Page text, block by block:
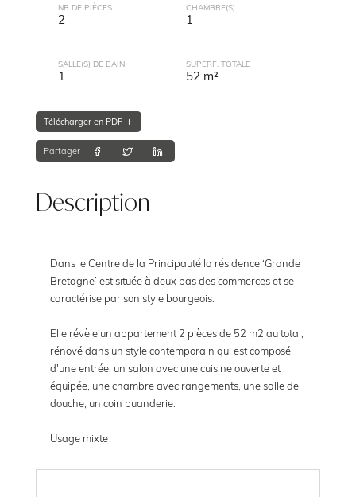
NB DE PIÈCES
2
CHAMBRE(S)
1
SALLE(S) DE BAIN
1
SUPERF. TOTALE
52 m²
Télécharger en PDF
Partager
Description
Dans le Centre de la Principauté la résidence ‘Grande
Bretagne’ est située à deux pas des commerces et se
caractérise par son style bourgeois.
Elle révèle un appartement 2 pièces de 52 m2 au total,
rénové dans un style contemporain qui est composé
d'une entrée, un salon avec une cuisine ouverte et
équipée, une chambre avec rangements, une salle de
douche, un coin buanderie.
Usage mixte